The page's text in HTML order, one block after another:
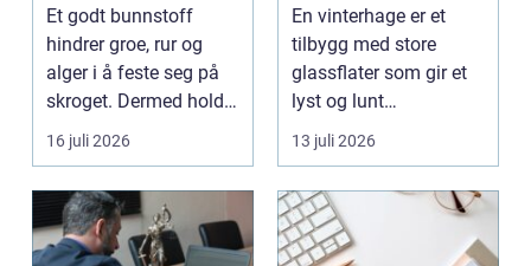
Et godt bunnstoff
hindrer groe, rur og
alger i å feste seg på
skroget. Dermed holder
båten bedre far...
16 juli 2026
En vinterhage er et
tilbygg med store
glassflater som gir et
lyst og lunt
oppholdsrom nær
hagen, ogs...
13 juli 2026